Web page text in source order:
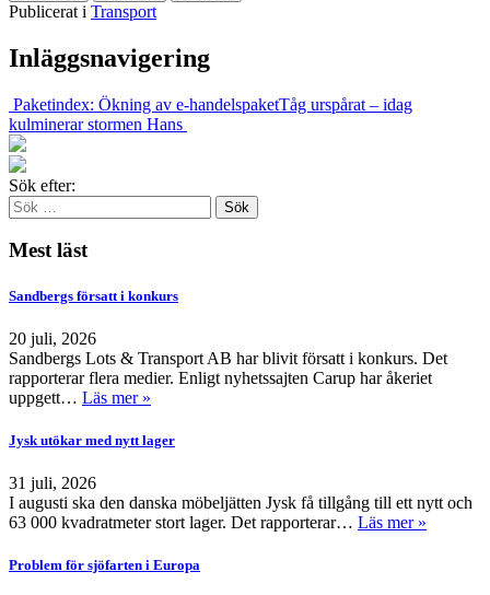
Publicerat i Transport
Inläggsnavigering
Paketindex: Ökning av e-handelspaketTåg urspårat – idag
kulminerar stormen Hans
Sök efter:
Mest läst
Sandbergs försatt i konkurs
20 juli, 2026
Sandbergs Lots & Transport AB har blivit försatt i konkurs. Det
rapporterar flera medier. Enligt nyhetssajten Carup har åkeriet
uppgett… Läs mer »
Jysk utökar med nytt lager
31 juli, 2026
I augusti ska den danska möbeljätten Jysk få tillgång till ett nytt och
63 000 kvadratmeter stort lager. Det rapporterar… Läs mer »
Problem för sjöfarten i Europa